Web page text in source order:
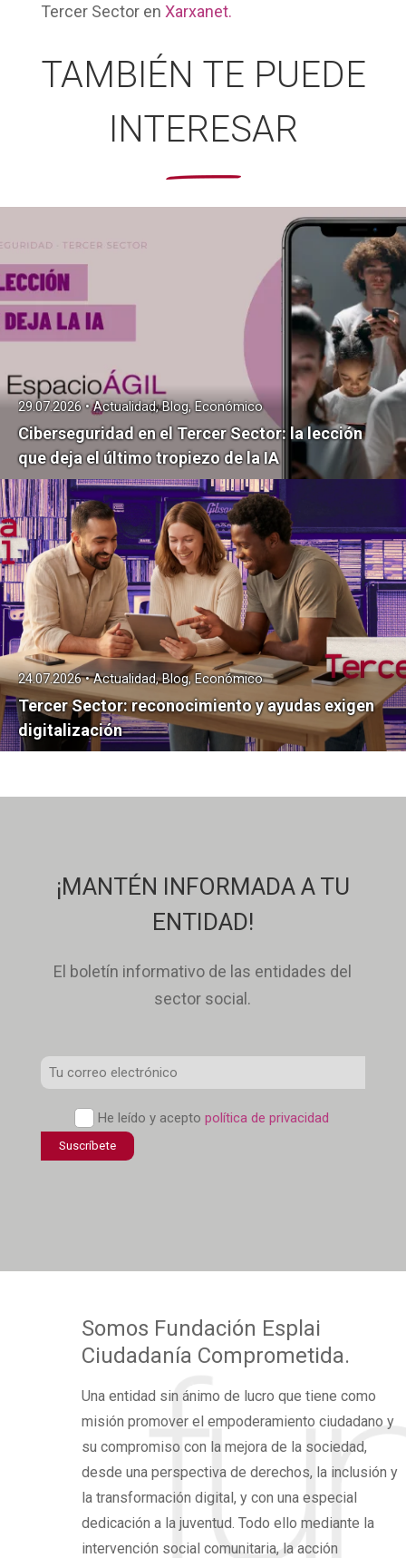
Tercer Sector en Xarxanet.
TAMBIÉN TE PUEDE
INTERESAR
Ciberseguridad en el Tercer Sector: la lección
que deja el último tropiezo de la IA
29.07.2026 • Actualidad, Blog, Económico
Tercer Sector: reconocimiento y ayudas exigen
digitalización
24.07.2026 • Actualidad, Blog, Económico
¡MANTÉN INFORMADA A TU
ENTIDAD!
El boletín informativo de las entidades del
sector social.
*
Política
He leído y aceptopolítica de privacidad
Somos Fundación Esplai
Ciudadanía Comprometida.
Una entidad sin ánimo de lucro que tiene como
misión promover el empoderamiento ciudadano y
su compromiso con la mejora de la sociedad,
desde una perspectiva de derechos, la inclusión y
la transformación digital, y con una especial
dedicación a la juventud. Todo ello mediante la
intervención social comunitaria, la acción